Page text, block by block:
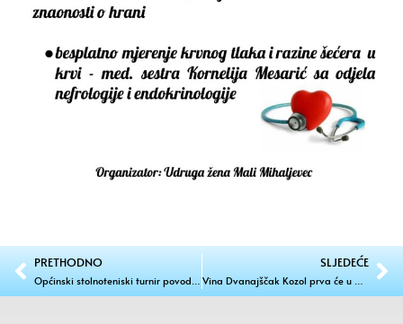
PRETHODNO
Općinski stolnoteniski turnir povodom dana općine (Jurjevo)
SLJEDEĆE
Vina Dvanajščak Kozol prva će u Hrvatskoj biti prezentirana prema položajima